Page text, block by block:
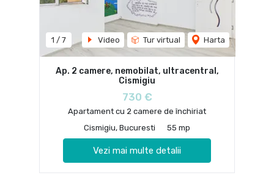
1 / 7 Video Tur virtual Harta
Ap. 2 camere, nemobilat, ultracentral,
Cismigiu
730 €
Apartament cu 2 camere de închiriat
Cismigiu, Bucuresti
55 mp
Vezi mai multe detalii